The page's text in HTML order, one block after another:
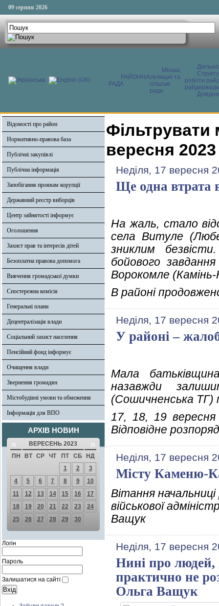
09 серпня 2026
РАЙОННА
РАДА
Міська,
селищні та
сільські
ради
роботи
Відомості про район
Нормативно-правова база
Публічні закупівлі
Публічна інформація
Запобігання проявам корупції
Державний реєстр виборців
Центр зайнятості інформує
Оголошення
Захист прав та інтересів дітей
Безоплатна правова допомога
Вивчення громадської думки
Спостережна комісія
Генеральні плани
Децентралізація влади
Соціальний захист населення
Пенсійний фонд інформує
Очищення влади
Звернення громадян
Містобудівні умови та обмеження
Інформація для ВПО
АРХІВ НОВИН
« ВЕРЕСЕНЬ 2023 »
ПН ВТ СР ЧТ ПТ СБ
НД
1
2
3
4
5 6 7 8 9
10
11
12 13 14 15 16
17
18
19 20 21 22 23
24
25
26 27 28 29 30
Логін
Пароль
Залишатися на сайті
Фільтрувати
вересня 2023
Неділя, 17 вересня
Ще одна втрата
На жаль, стало
села Витуле
зниклим
бойового
Ворокомле
В районі
Неділя, 17 вересня
У районі –
Мала
назавжди
(Сошичненська ТГ)
17, 18, 19
Відповідне
Неділя, 17 вересня
Місту Каменю-
Вітання начальниці
військової
Ващук
Неділя, 17 вересня
Нині про людей,
практично не
Ольга Ващук